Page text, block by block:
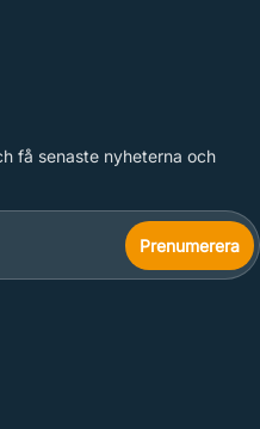
få senaste nyheterna och